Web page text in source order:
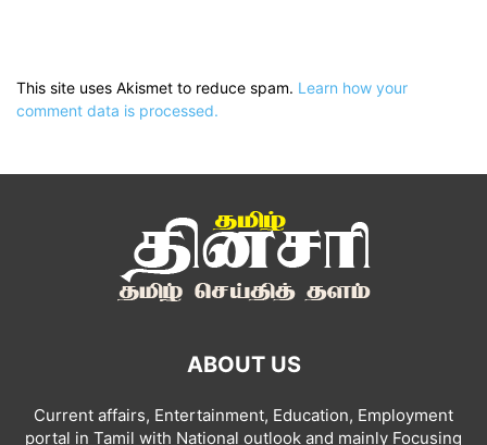
This site uses Akismet to reduce spam. Learn how your
comment data is processed.
ABOUT US
Current affairs, Entertainment, Education, Employment
portal in Tamil with National outlook and mainly Focusing